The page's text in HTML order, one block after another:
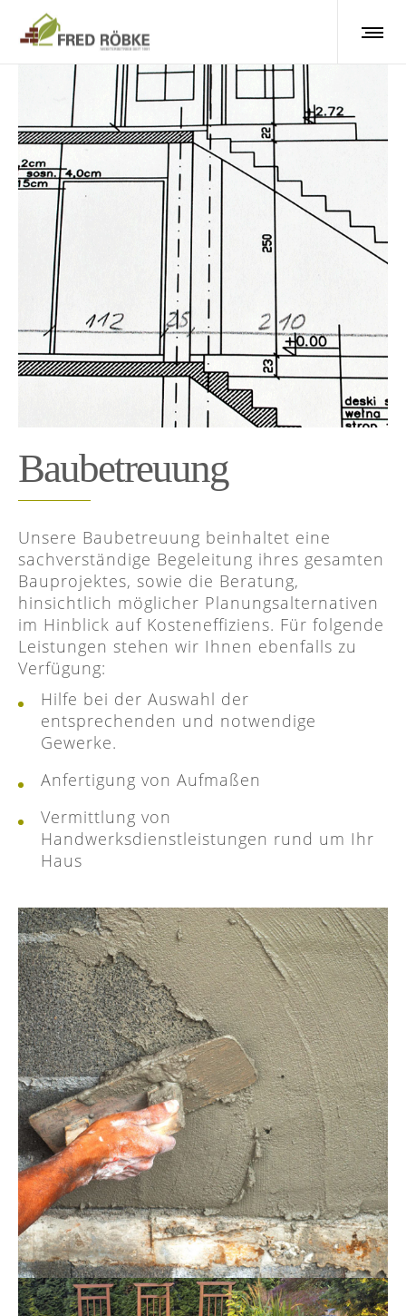
Baubetreuung
Unsere Baubetreuung beinhaltet eine
sachverständige Begeleitung ihres gesamten
Bauprojektes, sowie die Beratung,
hinsichtlich möglicher Planungsalternativen
im Hinblick auf Kosteneffiziens. Für folgende
Leistungen stehen wir Ihnen ebenfalls zu
Verfügung:
Hilfe bei der Auswahl der
entsprechenden und notwendige
Gewerke.
Anfertigung von Aufmaßen
Vermittlung von
Handwerksdienstleistungen rund um Ihr
Haus